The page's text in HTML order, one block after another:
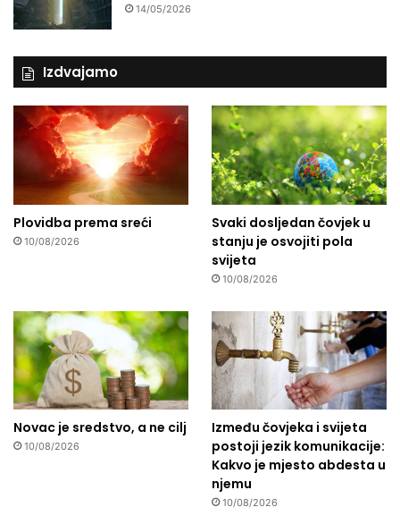
14/05/2026
Izdvajamo
Plovidba prema sreći
10/08/2026
Svaki dosljedan čovjek u
stanju je osvojiti pola
svijeta
10/08/2026
Novac je sredstvo, a ne cilj
10/08/2026
Između čovjeka i svijeta
postoji jezik komunikacije:
Kakvo je mjesto abdesta u
njemu
10/08/2026